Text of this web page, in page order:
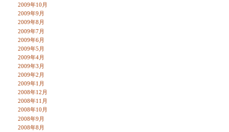
2009年10月
2009年9月
2009年8月
2009年7月
2009年6月
2009年5月
2009年4月
2009年3月
2009年2月
2009年1月
2008年12月
2008年11月
2008年10月
2008年9月
2008年8月